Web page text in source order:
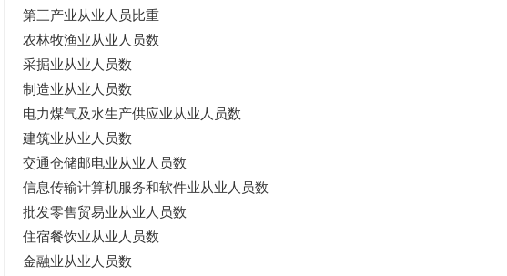
第三产业从业人员比重
农林牧渔业从业人员数
采掘业从业人员数
制造业从业人员数
电力煤气及水生产供应业从业人员数
建筑业从业人员数
交通仓储邮电业从业人员数
信息传输计算机服务和软件业从业人员数
批发零售贸易业从业人员数
住宿餐饮业从业人员数
金融业从业人员数